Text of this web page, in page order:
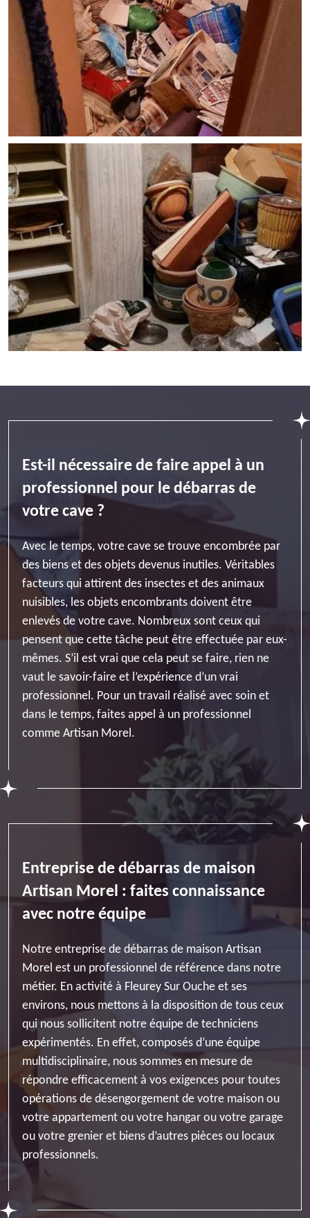
Est-il nécessaire de faire appel à un
professionnel pour le débarras de
votre cave ?
Avec le temps, votre cave se trouve encombrée par
des biens et des objets devenus inutiles. Véritables
facteurs qui attirent des insectes et des animaux
nuisibles, les objets encombrants doivent être
enlevés de votre cave. Nombreux sont ceux qui
pensent que cette tâche peut être effectuée par eux-
mêmes. S’il est vrai que cela peut se faire, rien ne
vaut le savoir-faire et l’expérience d’un vrai
professionnel. Pour un travail réalisé avec soin et
dans le temps, faites appel à un professionnel
comme Artisan Morel.
Entreprise de débarras de maison
Artisan Morel : faites connaissance
avec notre équipe
Notre entreprise de débarras de maison Artisan
Morel est un professionnel de référence dans notre
métier. En activité à Fleurey Sur Ouche et ses
environs, nous mettons à la disposition de tous ceux
qui nous sollicitent notre équipe de techniciens
expérimentés. En effet, composés d’une équipe
multidisciplinaire, nous sommes en mesure de
répondre efficacement à vos exigences pour toutes
opérations de désengorgement de votre maison ou
votre appartement ou votre hangar ou votre garage
ou votre grenier et biens d’autres pièces ou locaux
professionnels.